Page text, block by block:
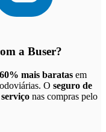
a Buser?
mais baratas em
O seguro de
nas compras pelo